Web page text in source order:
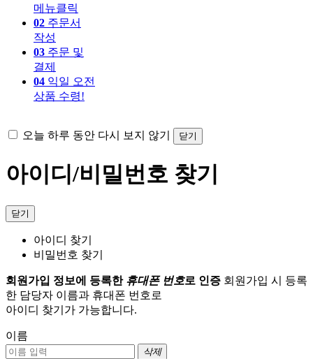
메뉴클릭
02 주문서
작성
03 주문 및
결제
04 익일 오전
상품 수령!
오늘 하루 동안 다시 보지 않기 닫기
아이디/비밀번호 찾기
닫기
아이디 찾기
비밀번호 찾기
회원가입 정보에 등록한 휴대폰 번호로 인증 회원가입 시 등록
한 담당자 이름과 휴대폰 번호로
아이디 찾기가 가능합니다.
이름
삭제